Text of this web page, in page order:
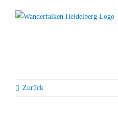
Inhalt
Zurück